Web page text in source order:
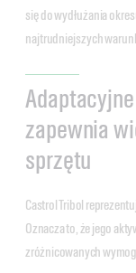
się do wydłużania
najtrudniejszych
zapewnia
sprzętu
Castrol Tribol
Oznacza to, że jego
zróżnicowanych